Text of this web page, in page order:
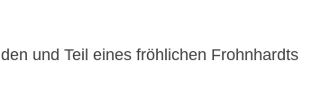
und Teil eines fröhlichen Frohnhardts